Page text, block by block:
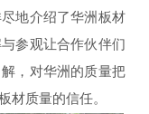
地介绍了华洲板材
参观让合作伙伴们
，对华洲的质量把
材质量的信任。